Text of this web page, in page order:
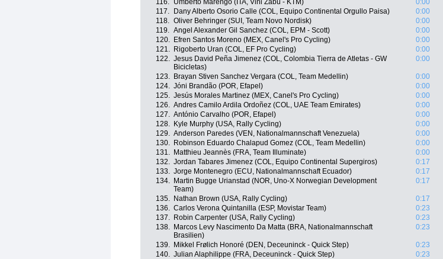
116. Umberto Marengo (ITA, Vini Zabù - KTM)
0:00
117.
Dany Alberto Osorio Calle (COL, Equipo Continental Orgullo Paisa)
0:00
118. Oliver Behringer (SUI, Team Novo Nordisk)
0:00
119. Angel Alexander Gil Sanchez (COL, EPM - Scott)
0:00
120.
Efren Santos Moreno (MEX, Canel's Pro Cycling)
0:00
121.
Rigoberto Uran (COL, EF Pro Cycling)
0:00
122. Jesus David Peña Jimenez (COL, Colombia Tierra de Atletas - GW
Bicicletas)
0:00
123. Brayan Stiven Sanchez Vergara (COL, Team Medellin)
0:00
124. Jóni Brandão (POR, Efapel)
0:00
125. Jesús Morales Martinez (MEX, Canel's Pro Cycling)
0:00
126. Andres Camilo Ardila Ordoñez (COL, UAE Team Emirates)
0:00
127. António Carvalho (POR, Efapel)
0:00
128.
Kyle Murphy (USA, Rally Cycling)
0:00
129. Anderson Paredes (VEN, Nationalmannschaft Venezuela)
0:00
130.
Robinson Eduardo Chalapud Gomez (COL, Team Medellin)
0:00
131.
Matthieu Jeannès (FRA, Team Illuminate)
0:00
132. Jordan Tabares Jimenez (COL, Equipo Continental Supergiros)
0:17
133. Jorge Montenegro (ECU, Nationalmannschaft Ecuador)
0:17
134.
Martin Bugge Urianstad (NOR, Uno-X Norwegian Development
Team)
0:17
135. Nathan Brown (USA, Rally Cycling)
0:17
136. Carlos Verona Quintanilla (ESP, Movistar Team)
0:23
137.
Robin Carpenter (USA, Rally Cycling)
0:23
138.
Marcos Levy Nascimento Da Matta (BRA, Nationalmannschaft
Brasilien)
0:23
139. Mikkel Frølich Honoré (DEN, Deceuninck - Quick Step)
0:23
140. Julian Alaphilippe (FRA, Deceuninck - Quick Step)
0:23